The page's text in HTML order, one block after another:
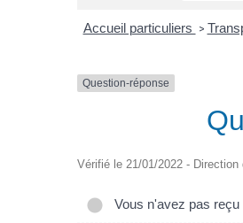
Accueil particuliers >
Question-réponse
Vérifié le 21/01/2022 -
Vous n'avez pas